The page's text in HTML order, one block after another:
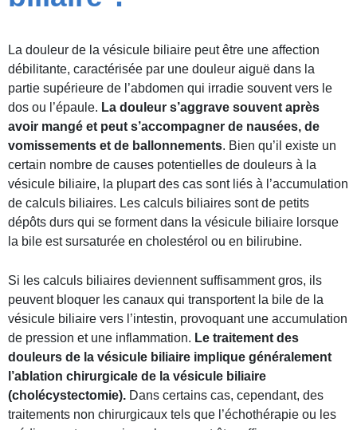
La douleur de la vésicule biliaire peut être une affection
débilitante, caractérisée par une douleur aiguë dans la
partie supérieure de l’abdomen qui irradie souvent vers le
dos ou l’épaule. La douleur s’aggrave souvent après
avoir mangé et peut s’accompagner de nausées, de
vomissements et de ballonnements. Bien qu’il existe un
certain nombre de causes potentielles de douleurs à la
vésicule biliaire, la plupart des cas sont liés à l’accumulation
de calculs biliaires. Les calculs biliaires sont de petits
dépôts durs qui se forment dans la vésicule biliaire lorsque
la bile est sursaturée en cholestérol ou en bilirubine.
Si les calculs biliaires deviennent suffisamment gros, ils
peuvent bloquer les canaux qui transportent la bile de la
vésicule biliaire vers l’intestin, provoquant une accumulation
de pression et une inflammation. Le traitement des
douleurs de la vésicule biliaire implique généralement
l’ablation chirurgicale de la vésicule biliaire
(cholécystectomie). Dans certains cas, cependant, des
traitements non chirurgicaux tels que l’échothérapie ou les